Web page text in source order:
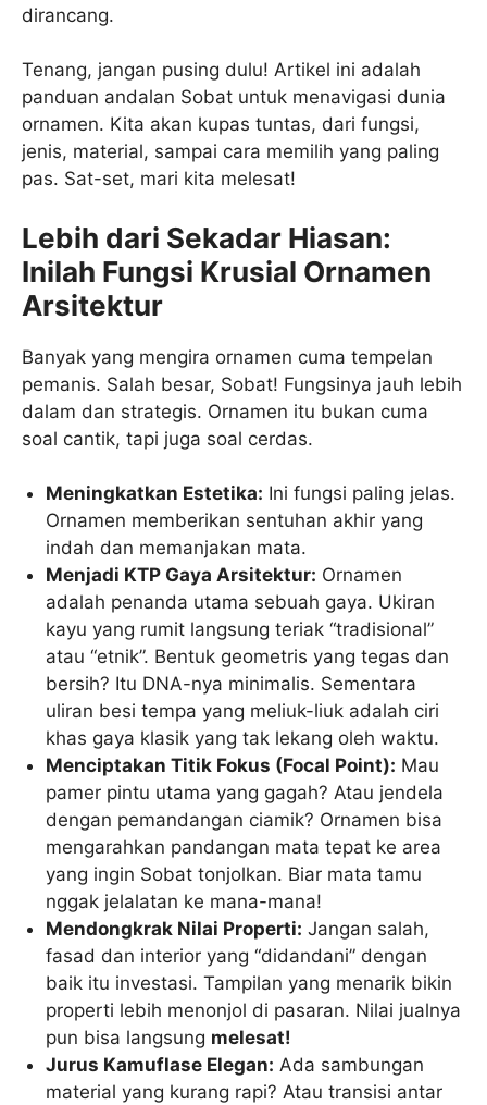
dirancang.
Tenang, jangan pusing dulu! Artikel ini adalah
panduan andalan Sobat untuk menavigasi dunia
ornamen. Kita akan kupas tuntas, dari fungsi,
jenis, material, sampai cara memilih yang paling
pas. Sat-set, mari kita melesat!
Lebih dari Sekadar Hiasan:
Inilah Fungsi Krusial Ornamen
Arsitektur
Banyak yang mengira ornamen cuma tempelan
pemanis. Salah besar, Sobat! Fungsinya jauh lebih
dalam dan strategis. Ornamen itu bukan cuma
soal cantik, tapi juga soal cerdas.
Meningkatkan Estetika: Ini fungsi paling jelas.
Ornamen memberikan sentuhan akhir yang
indah dan memanjakan mata.
Menjadi KTP Gaya Arsitektur: Ornamen
adalah penanda utama sebuah gaya. Ukiran
kayu yang rumit langsung teriak “tradisional”
atau “etnik”. Bentuk geometris yang tegas dan
bersih? Itu DNA-nya minimalis. Sementara
uliran besi tempa yang meliuk-liuk adalah ciri
khas gaya klasik yang tak lekang oleh waktu.
Menciptakan Titik Fokus (Focal Point): Mau
pamer pintu utama yang gagah? Atau jendela
dengan pemandangan ciamik? Ornamen bisa
mengarahkan pandangan mata tepat ke area
yang ingin Sobat tonjolkan. Biar mata tamu
nggak jelalatan ke mana-mana!
Mendongkrak Nilai Properti: Jangan salah,
fasad dan interior yang “didandani” dengan
baik itu investasi. Tampilan yang menarik bikin
properti lebih menonjol di pasaran. Nilai jualnya
pun bisa langsung melesat!
Jurus Kamuflase Elegan: Ada sambungan
material yang kurang rapi? Atau transisi antar